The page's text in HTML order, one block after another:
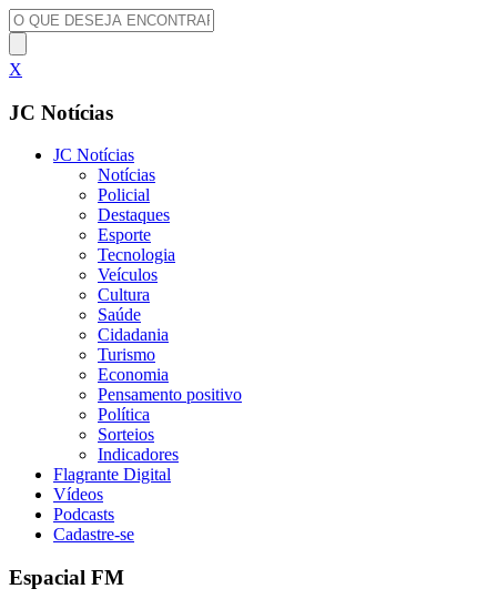
X
JC Notícias
JC Notícias
Notícias
Policial
Destaques
Esporte
Tecnologia
Veículos
Cultura
Saúde
Cidadania
Turismo
Economia
Pensamento positivo
Política
Sorteios
Indicadores
Flagrante Digital
Vídeos
Podcasts
Cadastre-se
Espacial FM